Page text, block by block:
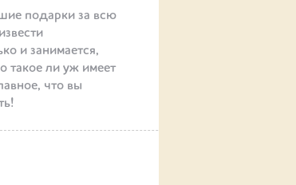
подарки за всю
и занимается,
такое ли уж имеет
что вы